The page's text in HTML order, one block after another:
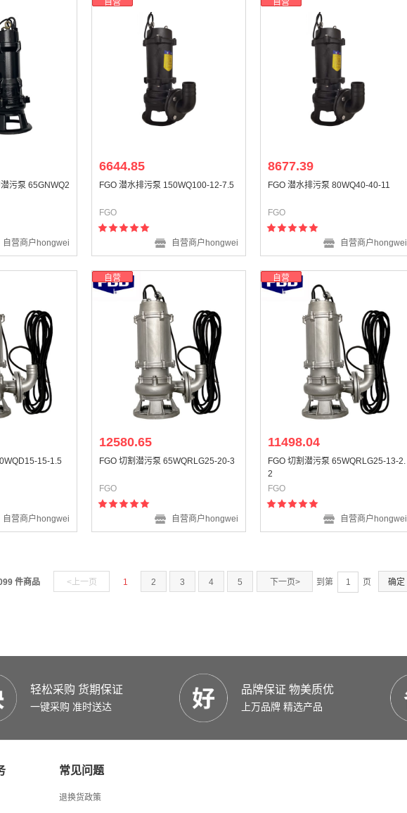
污泵 65GNWQ2
自营商户hongwei
6644.85
FGO 潜水排污泵 150WQ100-12-7.5
FGO
自营商户hongwei
8677.39
FGO 潜水排污泵 80WQ40-40-11
FGO
自营商户hongwei
15-1.5
自营商户hongwei
12580.65
FGO 切割潜污泵 65WQRLG25-20-3
FGO
自营
自营商户hongwei
11498.04
FGO 切割潜污泵 65WQRLG25-13-2.
2
FGO
自营
自营商户hongwei
件商品 <上一页 1 2 3 4 5 下一页> 到第 页 确定
轻松采购 货期保证
一键采购 准时送达
品牌保证 物美质优
上万品牌 精选产品
常见问题
退换货政策